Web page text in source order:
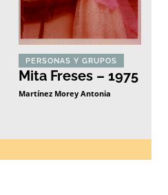
PERSONAS Y GRUPOS
Mita Freses – 1975
Martínez Morey Antonia